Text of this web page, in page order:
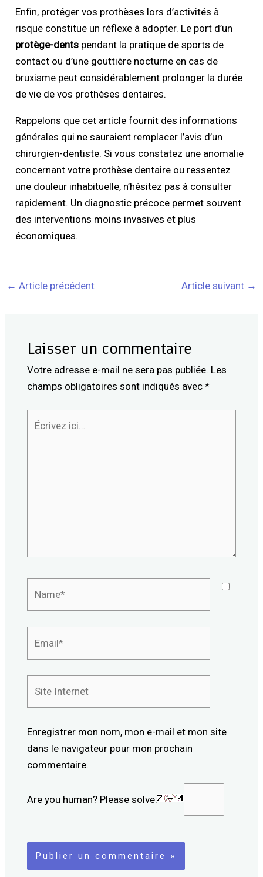
Enfin, protéger vos prothèses lors d’activités à
risque constitue un réflexe à adopter. Le port d’un
protège-dents pendant la pratique de sports de
contact ou d’une gouttière nocturne en cas de
bruxisme peut considérablement prolonger la durée
de vie de vos prothèses dentaires.
Rappelons que cet article fournit des informations
générales qui ne sauraient remplacer l’avis d’un
chirurgien-dentiste. Si vous constatez une anomalie
concernant votre prothèse dentaire ou ressentez
une douleur inhabituelle, n’hésitez pas à consulter
rapidement. Un diagnostic précoce permet souvent
des interventions moins invasives et plus
économiques.
← Article précédent Article suivant →
Laisser un commentaire
Votre adresse e-mail ne sera pas publiée. Les
champs obligatoires sont indiqués avec *
Enregistrer mon nom, mon e-mail et mon site
dans le navigateur pour mon prochain
commentaire.
Are you human? Please solve: